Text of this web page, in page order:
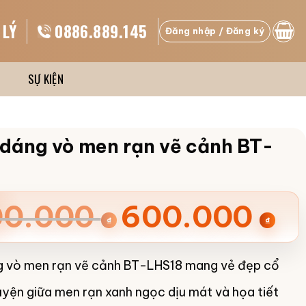
0886.889.145 Đăng nhập / Đăng ký
SỰ KIỆN
vò men rạn vẽ cảnh BT-
₫
₫.
600.000 ₫
₫.
vò men rạn vẽ cảnh BT-LHS18 mang vẻ đẹp cổ
giữa men rạn xanh ngọc dịu mát và họa tiết